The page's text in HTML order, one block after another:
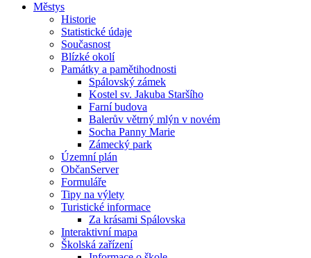
Městys
Historie
Statistické údaje
Současnost
Blízké okolí
Památky a pamětihodnosti
Spálovský zámek
Kostel sv. Jakuba Staršího
Farní budova
Balerův větrný mlýn v novém
Socha Panny Marie
Zámecký park
Územní plán
ObčanServer
Formuláře
Tipy na výlety
Turistické informace
Za krásami Spálovska
Interaktivní mapa
Školská zařízení